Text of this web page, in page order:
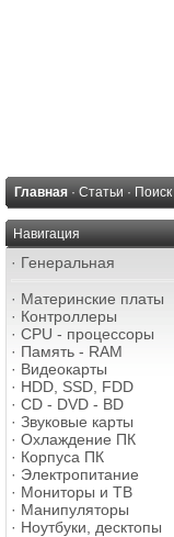
Главная · Статьи · Поиск
Навигация
· Генеральная
· Материнские платы
· Контроллеры
· CPU - процессоры
· Память - RAM
· Видеокарты
· HDD, SSD, FDD
· CD - DVD - BD
· Звуковые карты
· Охлаждение ПК
· Корпуса ПК
· Электропитание
· Мониторы и ТВ
· Манипуляторы
· Ноутбуки, десктопы